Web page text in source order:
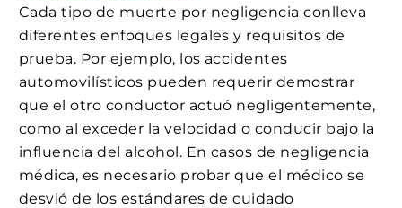
Cada tipo de muerte por negligencia conlleva
diferentes enfoques legales y requisitos de
prueba. Por ejemplo, los accidentes
automovilísticos pueden requerir demostrar
que el otro conductor actuó negligentemente,
como al exceder la velocidad o conducir bajo la
influencia del alcohol. En casos de negligencia
médica, es necesario probar que el médico se
desvió de los estándares de cuidado